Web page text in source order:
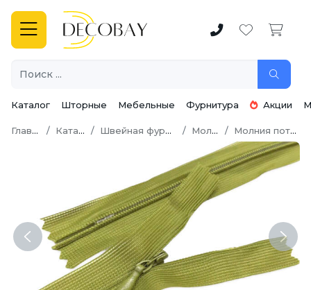
Каталог Шторные Мебельные Фурнитура Акции
Главная Каталог Швейная фурнитура Молнии Молния потайная
Previous Next